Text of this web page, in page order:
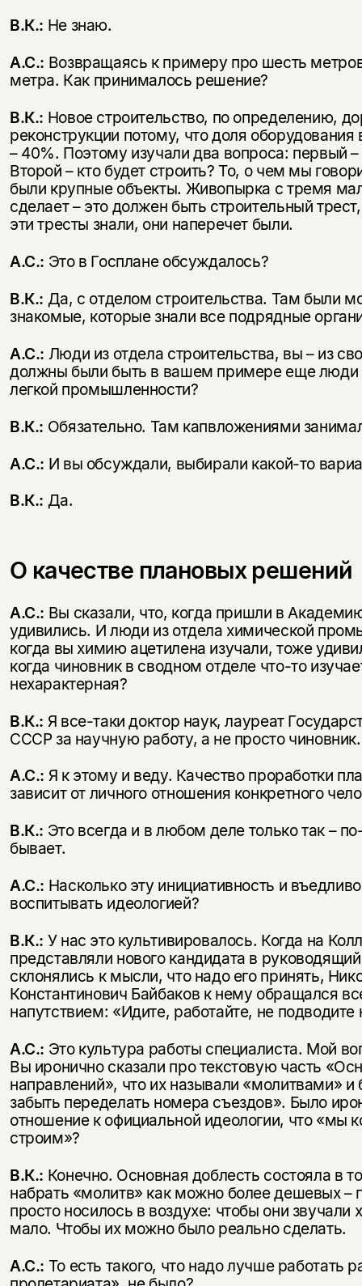
В.К.: Не знаю.
А.С.: Возвращаясь к примеру про шесть
метра. Как принималось решение?
В.К.: Новое строительство, по определению,
реконструкции потому, что доля оборудования
– 40%. Поэтому изучали два вопроса: первый –
Второй – кто будет строить? То, о чем мы
были крупные объекты. Живопырка с тремя
сделает – это должен быть строительный
эти тресты знали, они наперечет были.
А.С.: Это в Госплане обсуждалось?
В.К.: Да, с отделом строительства. Там были
знакомые, которые знали все подрядные
А.С.: Люди из отдела строительства, вы – из
должны были быть в вашем примере еще люди
легкой промышленности?
В.К.: Обязательно. Там капвложениями
А.С.: И вы обсуждали, выбирали какой-то
В.К.: Да.
О качестве плановых решений
А.С.: Вы сказали, что, когда пришли в
удивились. И люди из отдела химической
когда вы химию ацетилена изучали, тоже
когда чиновник в сводном отделе что-то
нехарактерная?
В.К.: Я все-таки доктор наук, лауреат
СССР за научную работу, а не просто чиновник.
А.С.: Я к этому и веду. Качество проработки
зависит от личного отношения конкретного
В.К.: Это всегда и в любом деле только так –
бывает.
А.С.: Насколько эту инициативность и
воспитывать идеологией?
В.К.: У нас это культивировалось. Когда на
представляли нового кандидата в
склонялись к мысли, что надо его принять,
Константинович Байбаков к нему обращался
напутствием: «Идите, работайте, не подводите
А.С.: Это культура работы специалиста. Мой
Вы иронично сказали про текстовую часть
направлений», что их называли «молитвами» и
забыть переделать номера съездов». Было
отношение к официальной идеологии, что «мы
строим»?
В.К.: Конечно. Основная доблесть состояла в
набрать «молитв» как можно более дешевых –
просто носилось в воздухе: чтобы они звучали
мало. Чтобы их можно было реально сделать.
А.С.: То есть такого, что надо лучше работать